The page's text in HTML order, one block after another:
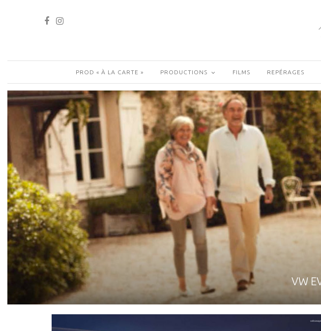
PROD « À LA CARTE » PRODUCTIONS FILMS REPÉRAGES
VW